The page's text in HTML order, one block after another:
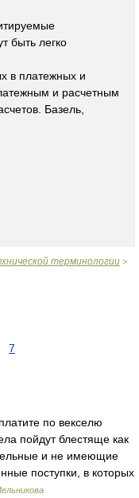
быть легко
в платежных и
и расчетным
Базель,
терминологии >
7
по векселю
пойдут блестяще как
и не имеющие
поступки, в которых